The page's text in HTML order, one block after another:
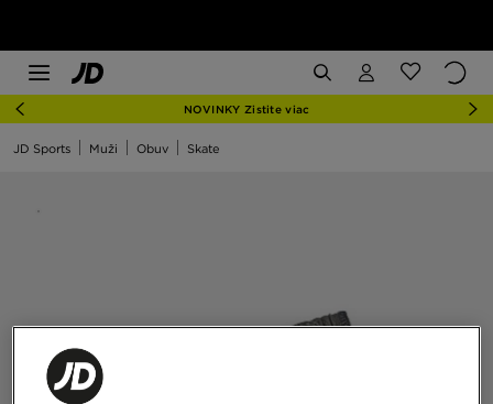
NOVINKY Zistite viac
JD Sports Muži Obuv Skate